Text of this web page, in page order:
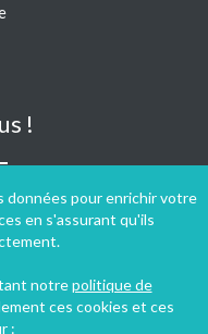
données pour enrichir votre
en s'assurant qu'ils
notrepolitique de
ces cookies et ces
:
!